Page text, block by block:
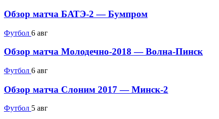
Обзор матча БАТЭ-2 — Бумпром
Футбол 6 авг
Обзор матча Молодечно-2018 — Волна-Пинск
Футбол 6 авг
Обзор матча Слоним 2017 — Минск-2
Футбол 5 авг